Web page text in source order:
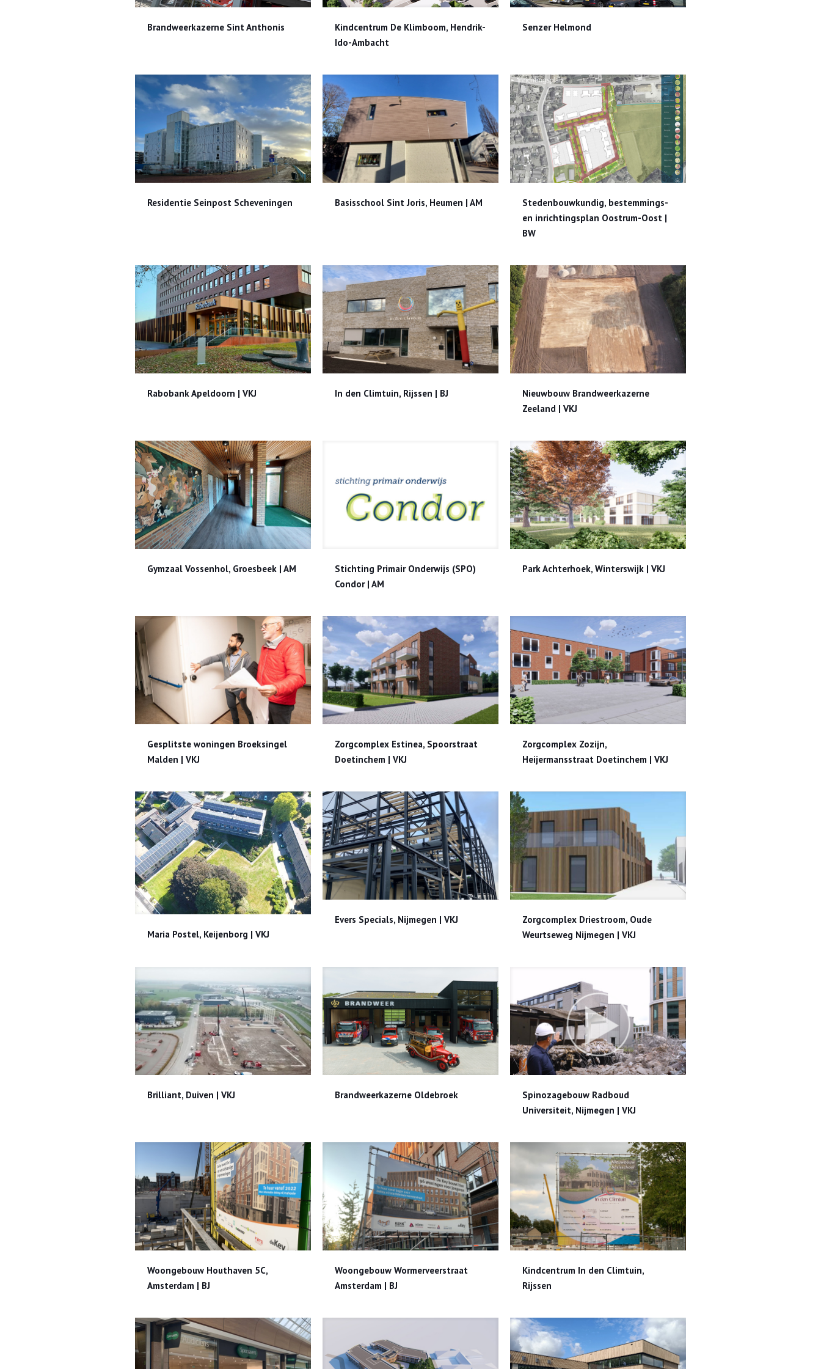
Brandweerkazerne Sint Anthonis
Brandweerkazerne Sint Anthonis Kindcentrum De Klimboom, Hendrik-Ido-Ambacht
Kindcentrum De Klimboom, Hendrik-
Ido-Ambacht
Senzer Helmond
Senzer Helmond
Residentie Seinpost Scheveningen
Residentie Seinpost Scheveningen Basisschool Sint Joris, Heumen | AM
Basisschool Sint Joris, Heumen | AM Stedenbouwkundig, bestemmings- en inrichtingsplan Oostrum-Oost | BW
Stedenbouwkundig, bestemmings-
en inrichtingsplan Oostrum-Oost |
BW
Rabobank Apeldoorn | VKJ
Rabobank Apeldoorn | VKJ In den Climtuin, Rijssen | BJ
In den Climtuin, Rijssen | BJ Nieuwbouw Brandweerkazerne Zeeland | VKJ
Nieuwbouw Brandweerkazerne
Zeeland | VKJ
Gymzaal Vossenhol, Groesbeek | AM
Gymzaal Vossenhol, Groesbeek | AM Stichting Primair Onderwijs (SPO) Condor | AM
Stichting Primair Onderwijs (SPO)
Condor | AM
Park Achterhoek, Winterswijk | VKJ
Park Achterhoek, Winterswijk | VKJ
Gesplitste woningen Broeksingel Malden | VKJGesplitste woningen Broeksingel
Malden | VKJ
Zorgcomplex Estinea, Spoorstraat Doetinchem | VKJ
Zorgcomplex Estinea, Spoorstraat
Doetinchem | VKJ
Zorgcomplex Zozijn, Heijermansstraat Doetinchem | VKJ
Zorgcomplex Zozijn,
Heijermansstraat Doetinchem | VKJ
Maria Postel, Keijenborg | VKJ
Maria Postel, Keijenborg | VKJ
Evers Specials, Nijmegen | VKJ
Evers Specials, Nijmegen | VKJ Zorgcomplex Driestroom, Oude Weurtseweg Nijmegen | VKJ
Zorgcomplex Driestroom, Oude
Weurtseweg Nijmegen | VKJ
Brilliant, Duiven | VKJ
Brilliant, Duiven | VKJ Brandweerkazerne Oldebroek
Brandweerkazerne Oldebroek Spinozagebouw Radboud Universiteit, Nijmegen | VKJ
Spinozagebouw Radboud
Universiteit, Nijmegen | VKJ
Woongebouw Houthaven 5C, Amsterdam | BJ
Woongebouw Houthaven 5C,
Amsterdam | BJ
Woongebouw Wormerveerstraat
Amsterdam | BJ
Kindcentrum In den Climtuin, Rijssen
Kindcentrum In den Climtuin,
Rijssen